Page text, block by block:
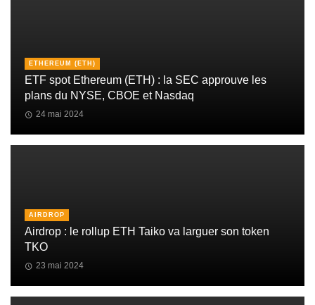
ETHEREUM (ETH)
ETF spot Ethereum (ETH) : la SEC approuve les
plans du NYSE, CBOE et Nasdaq
24 mai 2024
AIRDROP
Airdrop : le rollup ETH Taiko va larguer son token
TKO
23 mai 2024